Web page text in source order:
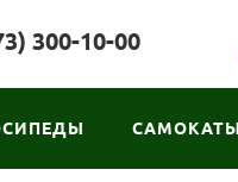
300-10-00
САМОКАТЫ